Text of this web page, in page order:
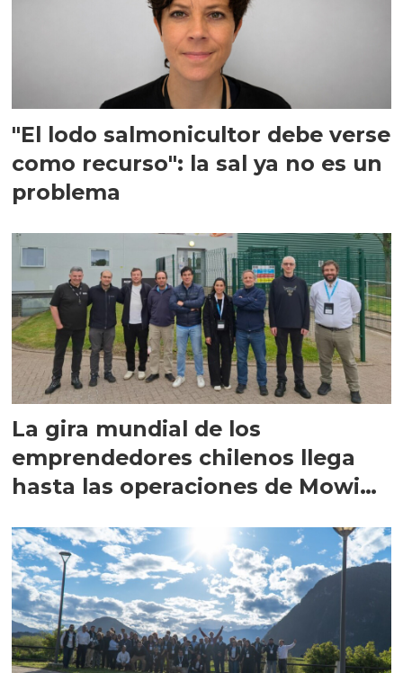
"El lodo salmonicultor debe verse
como recurso": la sal ya no es un
problema
La gira mundial de los
emprendedores chilenos llega
hasta las operaciones de Mowi